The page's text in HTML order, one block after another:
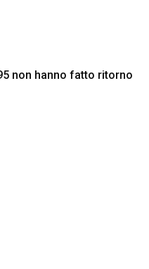
non hanno fatto ritorno